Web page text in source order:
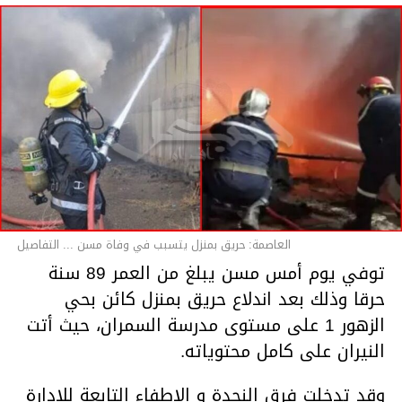
العاصمة: حريق بمنزل يتسبب في وفاة مسن ... التفاصيل
توفي يوم أمس مسن يبلغ من العمر 89 سنة
حرقا وذلك بعد اندلاع حريق بمنزل كائن بحي
الزهور 1 على مستوى مدرسة السمران، حيث أتت
النيران على كامل محتوياته.